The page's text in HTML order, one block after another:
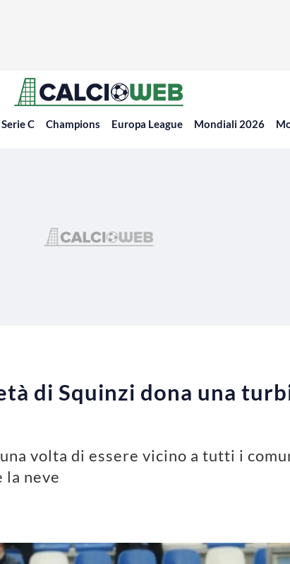
Serie C Champions Europa League Mondiali 2026
di Squinzi dona una
volta di essere vicino a tutti i
neve